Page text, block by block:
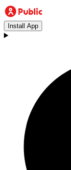
Install App